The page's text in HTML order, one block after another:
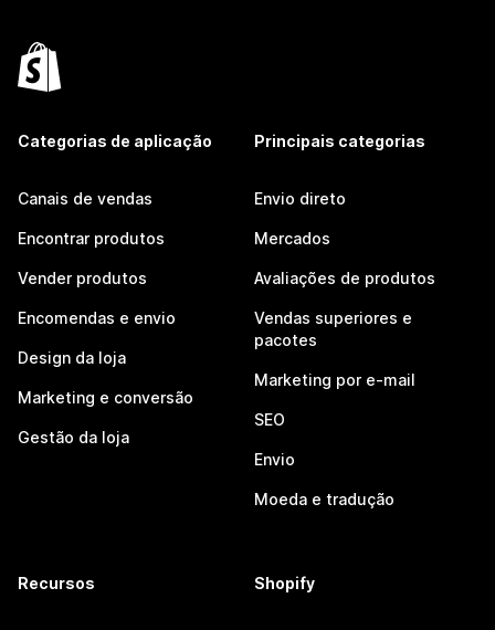
Categorias de aplicação
Canais de vendas
Encontrar produtos
Vender produtos
Encomendas e envio
Design da loja
Marketing e conversão
Gestão da loja
Principais categorias
Envio direto
Mercados
Avaliações de produtos
Vendas superiores e
pacotes
Marketing por e-mail
SEO
Envio
Moeda e tradução
Recursos Shopify